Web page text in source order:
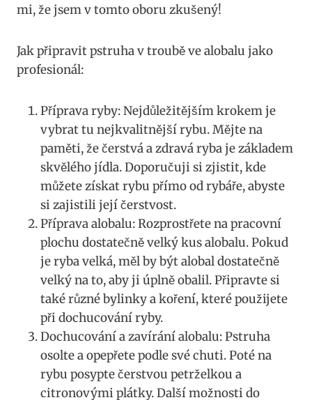
mi,‌ že jsem v tomto oboru ⁣zkušený!
Jak připravit pstruha v troubě​ ve alobalu‌ jako⁢
profesionál:
Příprava ryby: Nejdůležitějším krokem je
‌vybrat tu nejkvalitnější rybu. Mějte na⁢
paměti, že čerstvá a⁤ zdravá ryba je základem
skvělého jídla. Doporučuji si zjistit, ⁣kde
můžete získat rybu přímo ⁢od rybáře, ‌abyste
si‌ zajistili její čerstvost.
Příprava‍ alobalu: Rozprostřete ‍na pracovní
plochu dostatečně velký kus alobalu.​ Pokud
je ryba⁤ velká, měl ‍by být alobal dostatečně
velký na​ to, aby ji ⁣úplně obalil. ‌Připravte si
⁢také‍ různé​ bylinky a koření,⁢ které⁣ použijete⁣
při dochucování ⁣ryby.
Dochucování a zavírání alobalu: ⁣Pstruha‍
osolte a opepřete podle své ⁢chuti. Poté na
⁢rybu posypte⁢ čerstvou petrželkou a
citronovými plátky. Další ‌možnosti do